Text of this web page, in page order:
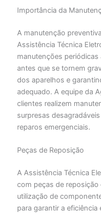
Importância da
A manutenção
Assistência Técnica
manutenções
antes que se tornem
dos aparelhos e
adequado. A equipe da
clientes realizem
surpresas
reparos emergenciais.
Peças de Reposição
A Assistência Técnica
com peças de reposição
utilização de
para garantir a eficiência